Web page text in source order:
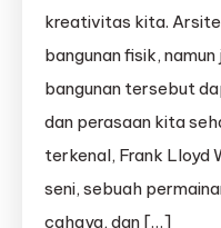
kreativitas kita.
bangunan fisik,
bangunan tersebut
dan perasaan kita
terkenal, Frank Lloyd
seni, sebuah
cahaya, dan […]